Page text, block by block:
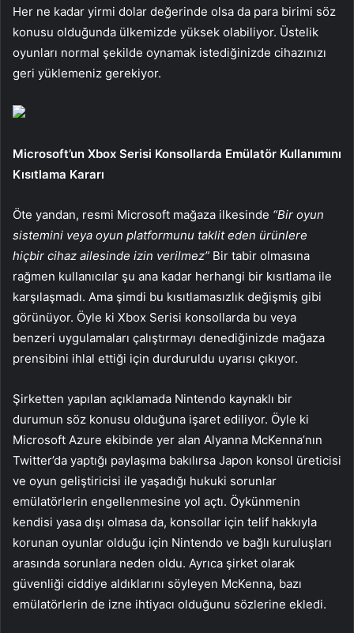
Her ne kadar yirmi dolar değerinde olsa da para birimi söz
konusu olduğunda ülkemizde yüksek olabiliyor. Üstelik
oyunları normal şekilde oynamak istediğinizde cihazınızı
geri yüklemeniz gerekiyor.
Microsoft’un Xbox Serisi Konsollarda Emülatör Kullanımını
Kısıtlama Kararı
Öte yandan, resmi Microsoft mağaza ilkesinde “Bir oyun
sistemini veya oyun platformunu taklit eden ürünlere
hiçbir cihaz ailesinde izin verilmez” Bir tabir olmasına
rağmen kullanıcılar şu ana kadar herhangi bir kısıtlama ile
karşılaşmadı. Ama şimdi bu kısıtlamasızlık değişmiş gibi
görünüyor. Öyle ki Xbox Serisi konsollarda bu veya
benzeri uygulamaları çalıştırmayı denediğinizde mağaza
prensibini ihlal ettiği için durduruldu uyarısı çıkıyor.
Şirketten yapılan açıklamada Nintendo kaynaklı bir
durumun söz konusu olduğuna işaret ediliyor. Öyle ki
Microsoft Azure ekibinde yer alan Alyanna McKenna’nın
Twitter’da yaptığı paylaşıma bakılırsa Japon konsol üreticisi
ve oyun geliştiricisi ile yaşadığı hukuki sorunlar
emülatörlerin engellenmesine yol açtı. Öykünmenin
kendisi yasa dışı olmasa da, konsollar için telif hakkıyla
korunan oyunlar olduğu için Nintendo ve bağlı kuruluşları
arasında sorunlara neden oldu. Ayrıca şirket olarak
güvenliği ciddiye aldıklarını söyleyen McKenna, bazı
emülatörlerin de izne ihtiyacı olduğunu sözlerine ekledi.